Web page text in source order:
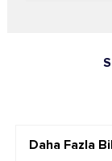
Daha Fazla